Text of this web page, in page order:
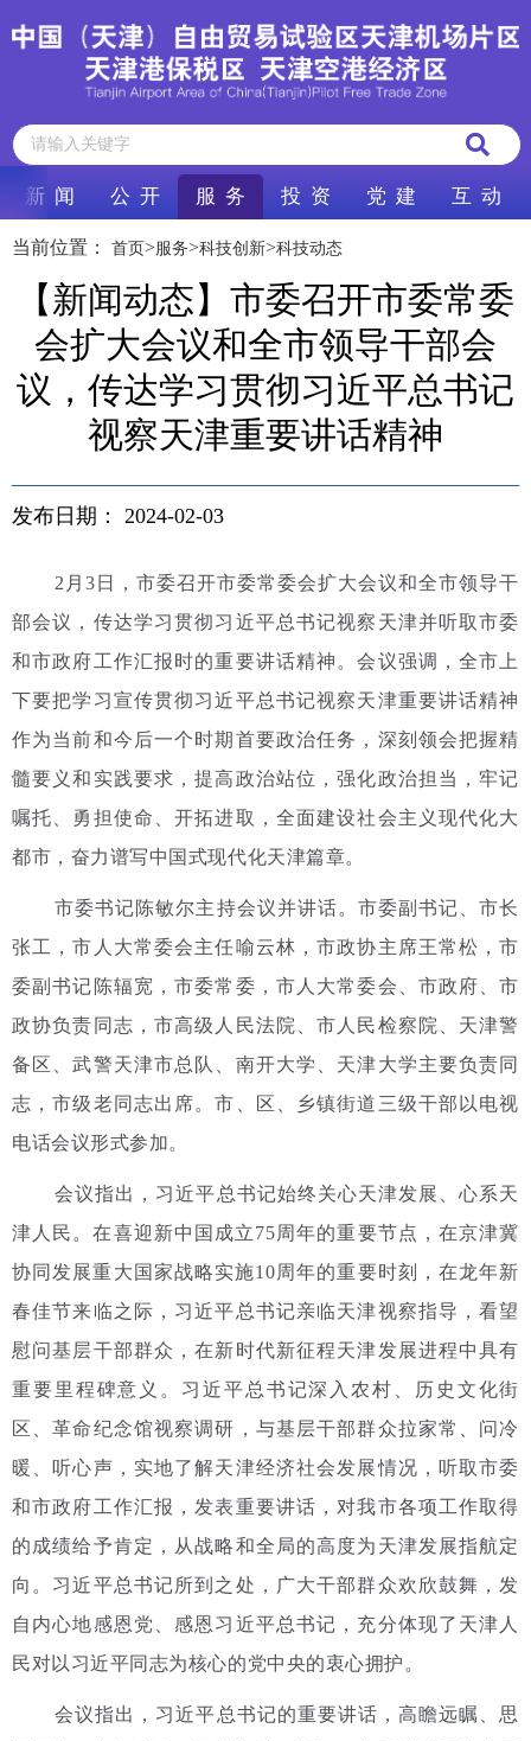
新 闻 公 开 服 务 投 资 党 建 互 动
当前位置： 首页>服务>科技创新>科技动态
【新闻动态】市委召开市委常委
会扩大会议和全市领导干部会
议，传达学习贯彻习近平总书记
视察天津重要讲话精神
发布日期： 2024-02-03
2月3日，市委召开市委常委会扩大会议和全市领导干
部会议，传达学习贯彻习近平总书记视察天津并听取市委
和市政府工作汇报时的重要讲话精神。会议强调，全市上
下要把学习宣传贯彻习近平总书记视察天津重要讲话精神
作为当前和今后一个时期首要政治任务，深刻领会把握精
髓要义和实践要求，提高政治站位，强化政治担当，牢记
嘱托、勇担使命、开拓进取，全面建设社会主义现代化大
都市，奋力谱写中国式现代化天津篇章。
市委书记陈敏尔主持会议并讲话。市委副书记、市长
张工，市人大常委会主任喻云林，市政协主席王常松，市
委副书记陈辐宽，市委常委，市人大常委会、市政府、市
政协负责同志，市高级人民法院、市人民检察院、天津警
备区、武警天津市总队、南开大学、天津大学主要负责同
志，市级老同志出席。市、区、乡镇街道三级干部以电视
电话会议形式参加。
会议指出，习近平总书记始终关心天津发展、心系天
津人民。在喜迎新中国成立75周年的重要节点，在京津冀
协同发展重大国家战略实施10周年的重要时刻，在龙年新
春佳节来临之际，习近平总书记亲临天津视察指导，看望
慰问基层干部群众，在新时代新征程天津发展进程中具有
重要里程碑意义。习近平总书记深入农村、历史文化街
区、革命纪念馆视察调研，与基层干部群众拉家常、问冷
暖、听心声，实地了解天津经济社会发展情况，听取市委
和市政府工作汇报，发表重要讲话，对我市各项工作取得
的成绩给予肯定，从战略和全局的高度为天津发展指航定
向。习近平总书记所到之处，广大干部群众欢欣鼓舞，发
自内心地感恩党、感恩习近平总书记，充分体现了天津人
民对以习近平同志为核心的党中央的衷心拥护。
会议指出，习近平总书记的重要讲话，高瞻远瞩、思